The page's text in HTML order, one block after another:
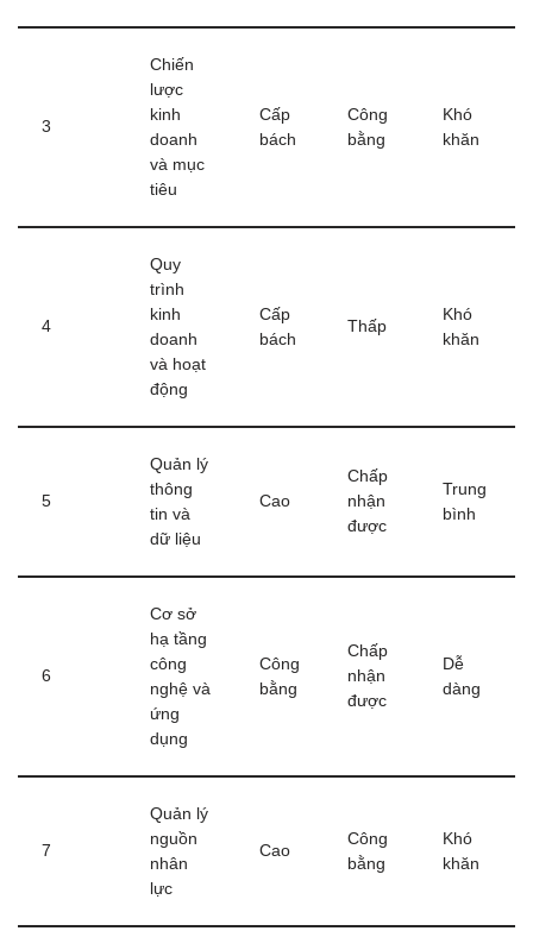
3
Chiến
lược
kinh
doanh
và mục
tiêu
Cấp
bách
Công
bằng
Khó
khăn
4
Quy
trình
kinh
doanh
và hoạt
động
Cấp
bách
Thấp
Khó
khăn
5
Quản lý
thông
tin và
dữ liệu
Cao
Chấp
nhận
được
Trung
bình
6
Cơ sở
hạ tầng
công
nghệ và
ứng
dụng
Công
bằng
Chấp
nhận
được
Dễ
dàng
7
Quản lý
nguồn
nhân
lực
Cao
Công
bằng
Khó
khăn